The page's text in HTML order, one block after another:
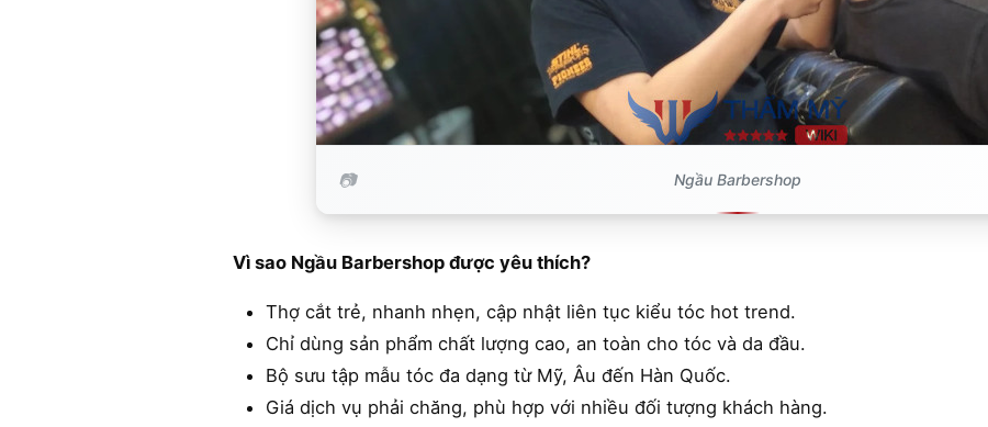
Ngầu Barbershop
Vì sao Ngầu Barbershop được yêu thích?
Thợ cắt trẻ, nhanh nhẹn, cập nhật liên tục kiểu tóc hot trend.
Chỉ dùng sản phẩm chất lượng cao, an toàn cho tóc và da đầu.
Bộ sưu tập mẫu tóc đa dạng từ Mỹ, Âu đến Hàn Quốc.
Giá dịch vụ phải chăng, phù hợp với nhiều đối tượng khách hàng.